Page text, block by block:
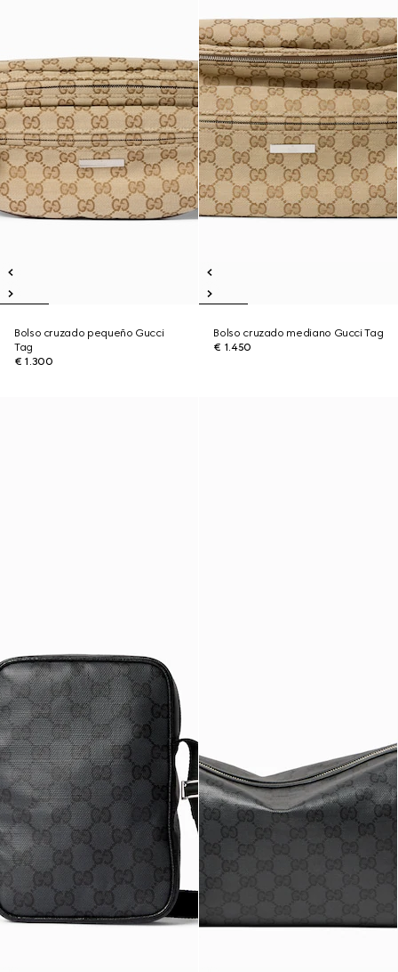
Bolso cruzado pequeño Gucci
Tag
€ 1.300
Bolso cruzado mediano Gucci Tag
€ 1.450